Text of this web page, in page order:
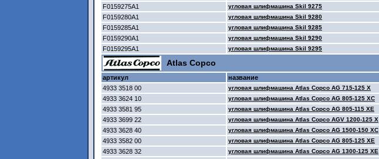
F0159275A1
угловая шлифмашина Skil 9275
F0159280A1
угловая шлифмашина Skil 9280
F0159285A1
угловая шлифмашина Skil 9285
F0159290A1
угловая шлифмашина Skil 9290
F0159295A1
угловая шлифмашина Skil 9295
Atlas Copco
артикул название
4933 3518 00
угловая шлифмашина Atlas Copco AG 715-125 X
4933 3624 10
угловая шлифмашина Atlas Copco AG 805-125 XC
4933 3581 95
угловая шлифмашина Atlas Copco AG 805-115 XE
4933 3699 22
угловая шлифмашина Atlas Copco AGV 1200-125 X
4933 3628 40
угловая шлифмашина Atlas Copco AG 1500-150 XC
4933 3582 00
угловая шлифмашина Atlas Copco AG 805-125 XE
4933 3628 32
угловая шлифмашина Atlas Copco AG 1300-125 XE